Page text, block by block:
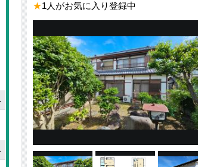
★1人がお気に入り登録中